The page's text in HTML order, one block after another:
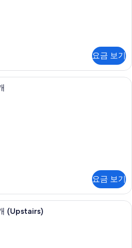
요금 보기
고급 침구, 객실 내 금고, 다리미/다리
요금 보기
디럭스룸, 킹사이즈침대 1개
(Upstairs)